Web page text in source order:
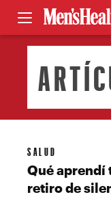
SALUD
Qué aprendí
retiro de